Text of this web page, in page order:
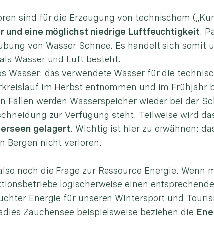
sind für die Erzeugung von technischem
und eine möglichst niedrige Luftfeuchtigkeit.
von Wasser Schnee. Es handelt sich
Wasser und Luft besteht.
Wasser: das verwendete Wasser für die
im Herbst entnommen und im Frühjahr
Fällen werden Wasserspeicher wieder bei der
zur Verfügung steht. Teilweise wird
gelagert. Wichtig ist hier zu erwähnen:
Bergen nicht verloren.
noch die Frage zur Ressource Energie.
logischerweise einen
Energie für unseren Wintersport und
Zauchensee beispielsweise beziehen die